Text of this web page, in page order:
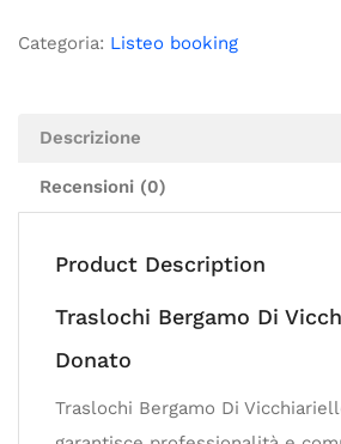
Categoria: Listeo booking
Descrizione
Recensioni (0)
Product Description
Traslochi Bergamo Di
Donato
Traslochi Bergamo Di